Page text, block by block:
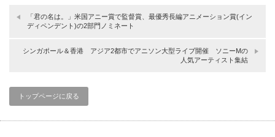
「君の名は。」米国アニー賞で監督賞、最優秀長編アニメーション賞(イン
ディペンデント)の2部門ノミネート
シンガポール＆香港 アジア2都市でアニソン大型ライブ開催 ソニーMの
人気アーティスト集結
トップページに戻る